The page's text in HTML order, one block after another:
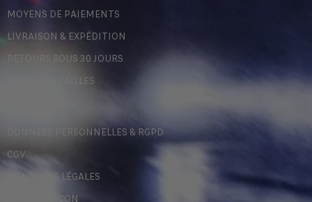
MOYENS DE PAIEMENTS
LIVRAISON & EXPÉDITION
RETOURS SOUS 30 JOURS
GUIDE DES TAILLES
DONNÉES PERSONNELLES & RGPD
CGV
MENTIONS LÉGALES
CONTREFAÇON